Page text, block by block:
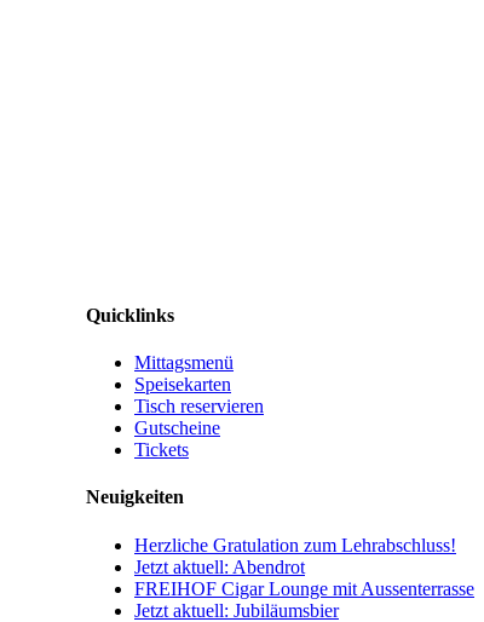
Quicklinks
Mittagsmenü
Speisekarten
Tisch reservieren
Gutscheine
Tickets
Neuigkeiten
Herzliche Gratulation zum Lehrabschluss!
Jetzt aktuell: Abendrot
FREIHOF Cigar Lounge mit Aussenterrasse
Jetzt aktuell: Jubiläumsbier